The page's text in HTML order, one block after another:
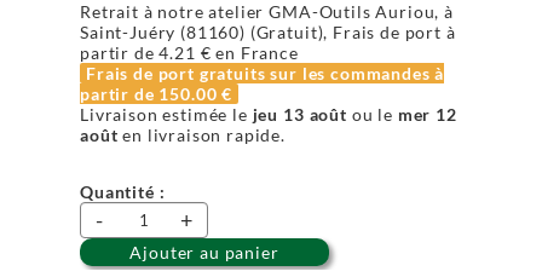
Retrait à notre atelier GMA-Outils Auriou, à
Saint-Juéry (81160) (Gratuit), Frais de port à
partir de4.21 € en France
Frais de port gratuits sur les commandes à
partir de 150.00 €
Livraison estimée le jeu 13 août ou le mer 12
août en livraison rapide.
Quantité :
- +
Ajouter au panier